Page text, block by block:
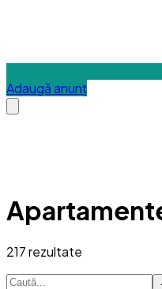
Adaugă anunț
217rezultate